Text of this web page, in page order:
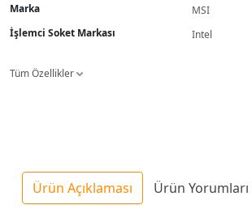
Marka
MSI
İşlemci Soket Markası
Intel
Tüm Özellikler
Ürün Açıklaması Ürün Yorumları